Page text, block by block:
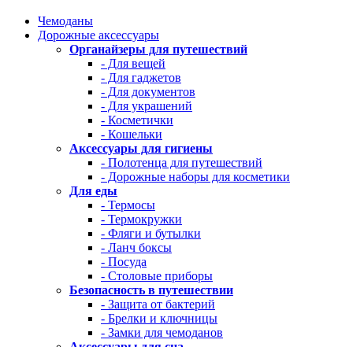
Чемоданы
Дорожные аксессуары
Органайзеры для путешествий
- Для вещей
- Для гаджетов
- Для документов
- Для украшений
- Косметички
- Кошельки
Аксессуары для гигиены
- Полотенца для путешествий
- Дорожные наборы для косметики
Для еды
- Термосы
- Термокружки
- Фляги и бутылки
- Ланч боксы
- Посуда
- Столовые приборы
Безопасность в путешествии
- Защита от бактерий
- Брелки и ключницы
- Замки для чемоданов